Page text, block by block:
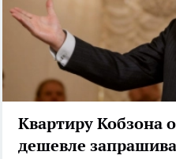
Квартиру Кобзона
дешевле